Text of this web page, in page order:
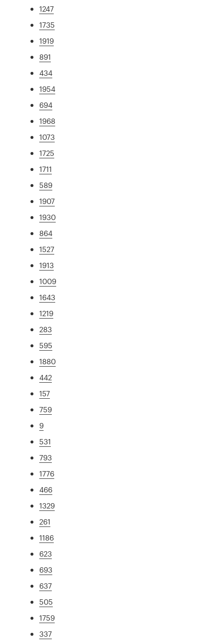
1247
1735
1919
891
434
1954
694
1968
1073
1725
1711
589
1907
1930
864
1527
1913
1009
1643
1219
283
595
1880
442
157
759
9
531
793
1776
466
1329
261
1186
623
693
637
505
1759
337